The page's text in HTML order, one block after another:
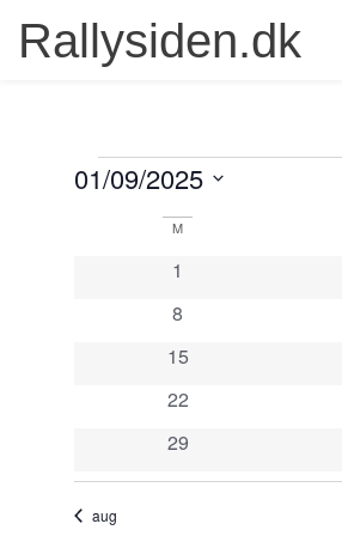
Rallysiden.dk
Begivenheder
01/09/2025
Kalender
Begivenheder
M
0 begivenheder
1
0 begivenheder
8
0 begivenheder
15
0 begivenheder
22
0 begivenheder
29
aug